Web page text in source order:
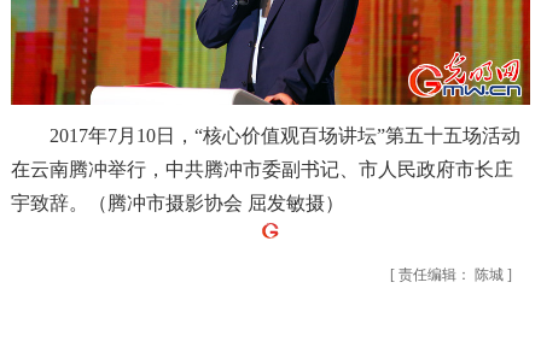
2017年7月10日，“核心价值观百场讲坛”第五十五场活动
在云南腾冲举行，中共腾冲市委副书记、 市人民政府市长庄
宇致辞。（腾冲市摄影协会 屈发敏摄）
[ 责任编辑： 陈城 ]